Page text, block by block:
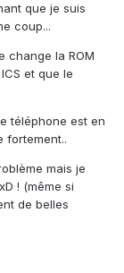
que je suis
coup...
change la ROM
et que le
téléphone est en
fortement..
mais je
! (même si
de belles